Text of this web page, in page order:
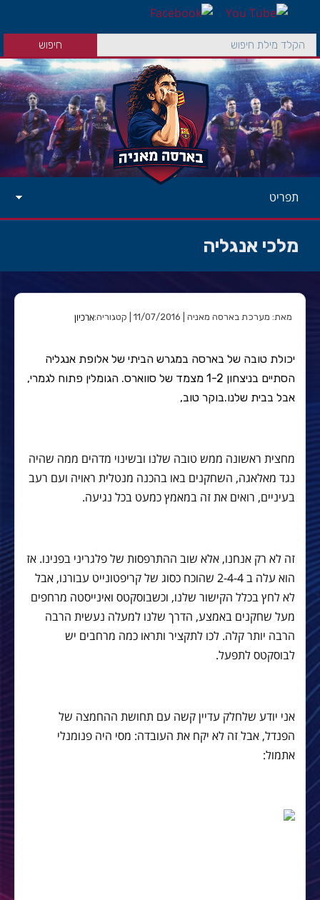
תפריט
מלכי אנגליה
מאת: מערכת בארסה מאניה | 11/07/2016 | קטגוריה: ארכיון
יכולת טובה של בארסה במגרש הביתי של אלופת אנגליה
הסתיים בניצחון 1-2 מצמד של סווארס. הגומלין פתוח לגמרי,
אבל בבית שלנו.בוקר טוב,
מחצית ראשונה ממש טובה שלנו ובשינוי מדהים ממה שהיה
נגד מאלאגה, השחקנים באו בהכנה מנטלית ראויה ועם רעב
בעיניים, רואים את זה במאמץ כמעט בכל נגיעה.
זה לא רק אנחנו, אלא שוב ההתרפסות של פלגריני בפנינו. אז
הוא עלה ב 2-4-4 שהוכח כסוג של קריפטונייט עבורנו, אבל
לא לחץ בכלל הקישור שלנו, וכשבוסקטס ואינייסטה מרחפים
מעל שחקנים באמצע, הדרך שלנו למעלה נעשית הרבה
הרבה יותר קלה. לכו לתקציר ותראו כמה מרחבים יש
לבוסקטס לתפעל.
אני יודע שלחלק עדיין קשה עם תחושת ההחמצה של
הפנדל, אבל זה לא יקח את העובדה: מסי היה פנומנלי
אתמול: